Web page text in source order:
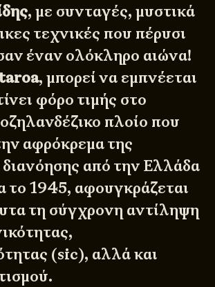
, με συνταγές, μυστικά
τεχνικές που πέρυσι
έναν ολόκληρο αιώνα!
, μπορεί να εμπνέεται
φόρο τιμής στο
πλοίο που
αφρόκρεμα της
από την Ελλάδα
το 1945, αφουγκράζεται
τη σύγχρονη αντίληψη
(sic), αλλά και